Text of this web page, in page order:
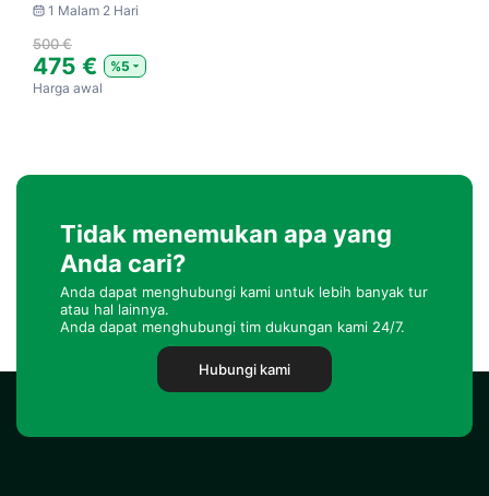
1 Malam 2 Hari
500 €
475 €
%5
Harga awal
Tidak menemukan apa yang
Anda cari?
Anda dapat menghubungi kami untuk lebih banyak tur
atau hal lainnya.
Anda dapat menghubungi tim dukungan kami 24/7.
Hubungi kami